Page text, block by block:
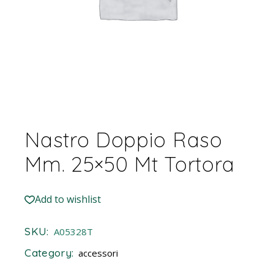
Nastro Doppio Raso
Mm. 25×50 Mt Tortora
Add to wishlist
SKU: A05328T
Category: accessori